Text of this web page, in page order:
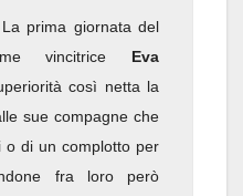
prima giornata del
vincitrice Eva
così netta la
sue compagne che
o di un complotto per
fra loro però